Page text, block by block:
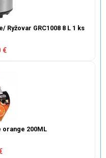
Ryžovar GRC1008 8 L 1 ks
€
200ML